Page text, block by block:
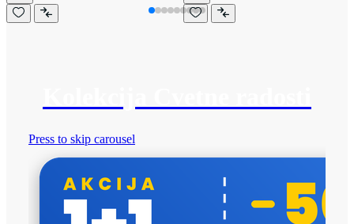
Press to skip carousel